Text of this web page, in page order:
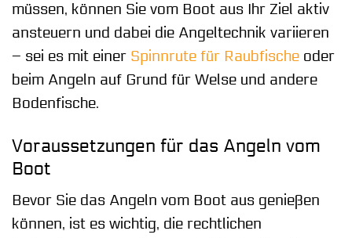
müssen, können Sie vom Boot aus Ihr Ziel aktiv
ansteuern und dabei die Angeltechnik variieren
– sei es mit einer Spinnrute für Raubfische oder
beim Angeln auf Grund für Welse und andere
Bodenfische.
Voraussetzungen für das Angeln vom
Boot
Bevor Sie das Angeln vom Boot aus genießen
können, ist es wichtig, die rechtlichen